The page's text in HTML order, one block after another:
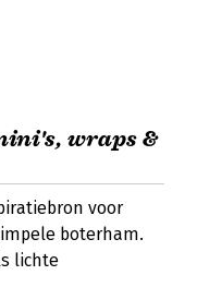
wraps &
voor
boterham.
lichte